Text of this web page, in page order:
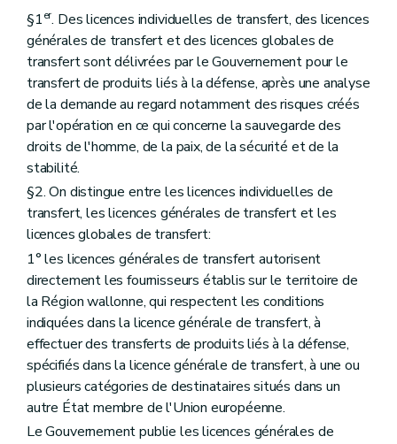
§1er. Des licences individuelles de transfert, des licences
générales de transfert et des licences globales de
transfert sont délivrées par le Gouvernement pour le
transfert de produits liés à la défense, après une analyse
de la demande au regard notamment des risques créés
par l'opération en ce qui concerne la sauvegarde des
droits de l'homme, de la paix, de la sécurité et de la
stabilité.
§2. On distingue entre les licences individuelles de
transfert, les licences générales de transfert et les
licences globales de transfert:
1° les licences générales de transfert autorisent
directement les fournisseurs établis sur le territoire de
la Région wallonne, qui respectent les conditions
indiquées dans la licence générale de transfert, à
effectuer des transferts de produits liés à la défense,
spécifiés dans la licence générale de transfert, à une ou
plusieurs catégories de destinataires situés dans un
autre État membre de l'Union européenne.
Le Gouvernement publie les licences générales de